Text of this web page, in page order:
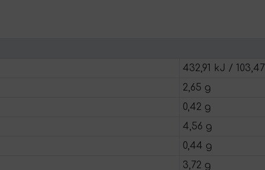
432,91 kJ /
2,65 g
0,42 g
4,56 g
0,44 g
3,72 g